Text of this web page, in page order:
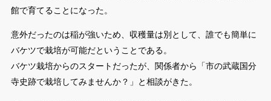
館で育てることになった。
意外だったのは稲が強いため、収穫量は別として、誰でも簡単に
バケツで栽培が可能だということである。
バケツ栽培からのスタートだったが、関係者から「市の武蔵国分
寺史跡で栽培してみませんか？」と相談がきた。